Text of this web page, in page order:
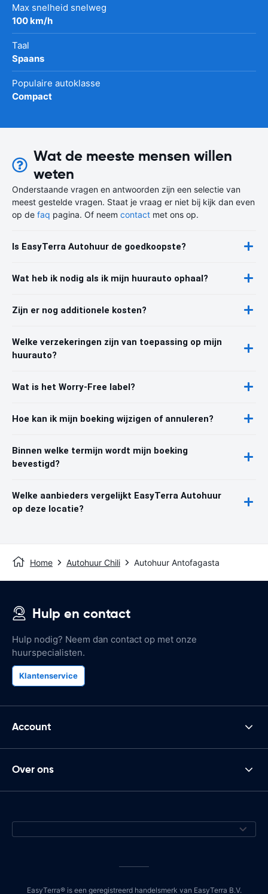
Max snelheid snelweg
100 km/h
Taal
Spaans
Populaire autoklasse
Compact
Wat de meeste mensen willen
weten
Onderstaande vragen en antwoorden zijn een selectie van
meest gestelde vragen. Staat je vraag er niet bij kijk dan even
op de faq pagina. Of neem contact met ons op.
Is EasyTerra Autohuur de goedkoopste?
Wat heb ik nodig als ik mijn huurauto ophaal?
Zijn er nog additionele kosten?
Welke verzekeringen zijn van toepassing op mijn
huurauto?
Wat is het Worry-Free label?
Hoe kan ik mijn boeking wijzigen of annuleren?
Binnen welke termijn wordt mijn boeking
bevestigd?
Welke aanbieders vergelijkt EasyTerra Autohuur
op deze locatie?
Home Autohuur Chili Autohuur Antofagasta
Hulp en contact
Hulp nodig? Neem dan contact op met onze
huurspecialisten.
Klantenservice
Account
Over ons
EasyTerra® is een geregistreerd handelsmerk van EasyTerra B.V.